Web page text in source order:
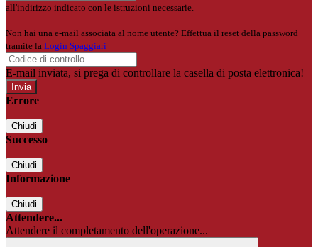
all'indirizzo indicato con le istruzioni necessarie.
Non hai una e-mail associata al nome utente? Effettua il reset della password
tramite la Login Spaggiari
E-mail inviata, si prega di controllare la casella di posta elettronica!
Errore
Chiudi
Successo
Chiudi
Informazione
Chiudi
Attendere...
Attendere il completamento dell'operazione...